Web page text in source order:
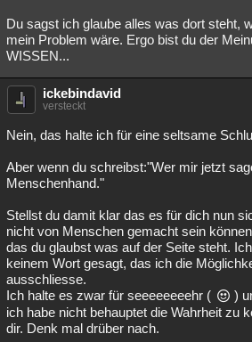
Du sagst ich glaube alles was dort steht,
mein Problem wäre. Ergo bist du der
WISSEN...
ickebindavid
versteckt
Nein, das halte ich für eine seltsame
Aber wenn du schreibst:"Wer mir jetzt
Menschenhand."
Stellst du damit klar das es für dich nun
nicht von Menschen gemacht sein
das du glaubst was auf der Seite steht.
keinem Wort gesagt, das ich die
ausschliesse.
Ich halte es zwar für seeeeeeeehr (
)
ich habe nicht behauptet die Wahrheit zu
dir. Denk mal drüber nach.